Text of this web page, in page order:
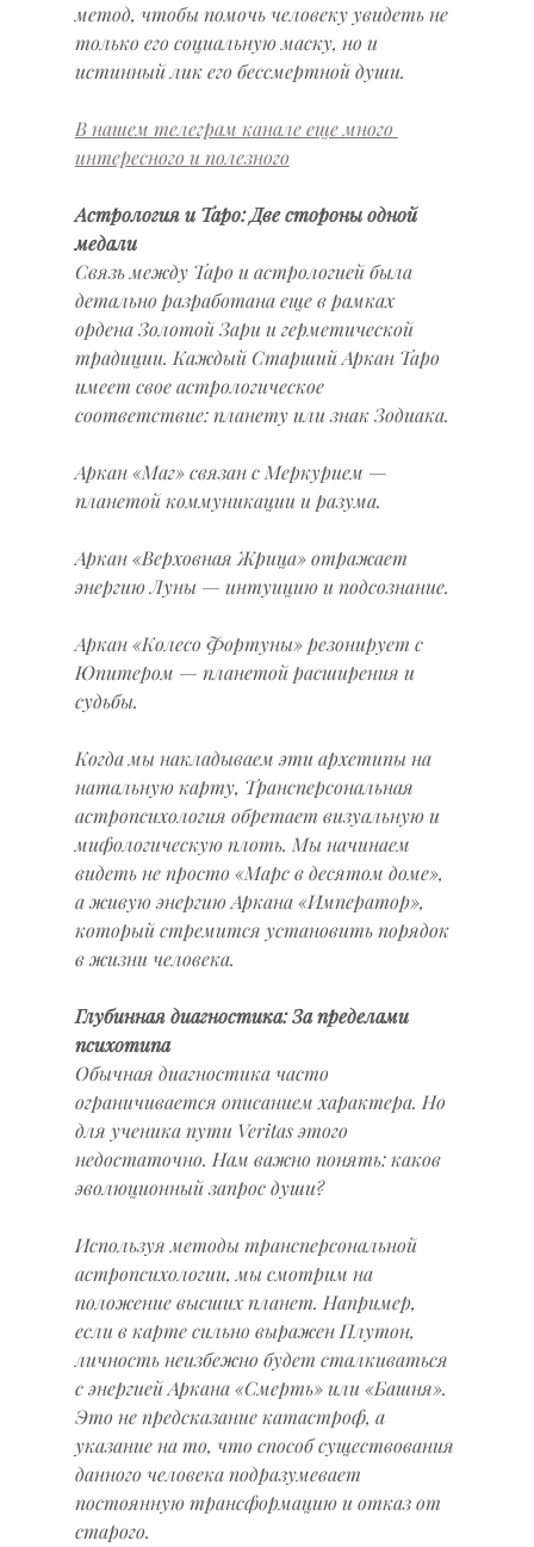
метод, чтобы помочь человеку увидеть не
только его социальную маску, но и
истинный лик его бессмертной души.
В нашем телеграм канале еще много
интересного и полезного
Астрология и Таро: Две стороны одной
медали
Связь между Таро и астрологией была
детально разработана еще в рамках
ордена Золотой Зари и герметической
традиции. Каждый Старший Аркан Таро
имеет свое астрологическое
соответствие: планету или знак Зодиака.
Аркан «Маг» связан с Меркурием —
планетой коммуникации и разума.
Аркан «Верховная Жрица» отражает
энергию Луны — интуицию и подсознание.
Аркан «Колесо Фортуны» резонирует с
Юпитером — планетой расширения и
судьбы.
Когда мы накладываем эти архетипы на
натальную карту, Трансперсональная
астропсихология обретает визуальную и
мифологическую плоть. Мы начинаем
видеть не просто «Марс в десятом доме»,
а живую энергию Аркана «Император»,
который стремится установить порядок
в жизни человека.
Глубинная диагностика: За пределами
психотипа
Обычная диагностика часто
ограничивается описанием характера. Но
для ученика пути Veritas этого
недостаточно. Нам важно понять: каков
эволюционный запрос души?
Используя методы трансперсональной
астропсихологии, мы смотрим на
положение высших планет. Например,
если в карте сильно выражен Плутон,
личность неизбежно будет сталкиваться
с энергией Аркана «Смерть» или «Башня».
Это не предсказание катастроф, а
указание на то, что способ существования
данного человека подразумевает
постоянную трансформацию и отказ от
старого.